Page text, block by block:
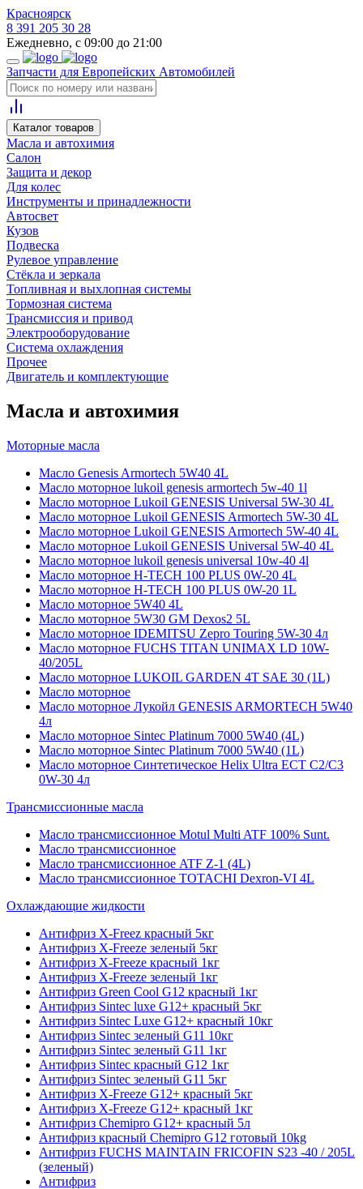
Красноярск
8 391 205 30 28
Ежедневно, с 09:00 до 21:00
Запчасти для Европейских Автомобилей
Каталог товаров
Масла и автохимия
Салон
Защита и декор
Для колес
Инструменты и принадлежности
Автосвет
Кузов
Подвеска
Рулевое управление
Стёкла и зеркала
Топливная и выхлопная системы
Тормозная система
Трансмиссия и привод
Электрооборудование
Система охлаждения
Прочее
Двигатель и комплектующие
Масла и автохимия
Моторные масла
Масло Genesis Armortech 5W40 4L
Масло моторное lukoil genesis armortech 5w-40 1l
Масло моторное Lukoil GENESIS Universal 5W-30 4L
Масло моторное Lukoil GENESIS Armortech 5W-30 4L
Масло моторное Lukoil GENESIS Armortech 5W-40 4L
Масло моторное Lukoil GENESIS Universal 5W-40 4L
Масло моторное lukoil genesis universal 10w-40 4l
Масло моторное H-TECH 100 PLUS 0W-20 4L
Масло моторное H-TECH 100 PLUS 0W-20 1L
Масло моторное 5W40 4L
Масло моторное 5W30 GM Dexos2 5L
Масло моторное IDEMITSU Zepro Touring 5W-30 4л
Масло моторное FUCHS TITAN UNIMAX LD 10W-
40/205L
Масло моторное LUKOIL GARDEN 4Т SAE 30 (1L)
Масло моторное
Масло моторное Лукойл GENESIS ARMORTECH 5W40
4л
Масло моторное Sintec Platinum 7000 5W40 (4L)
Масло моторное Sintec Platinum 7000 5W40 (1L)
Масло моторное Синтетическое Helix Ultra ECT C2/C3
0W-30 4л
Трансмиссионные масла
Масло трансмиссионное Motul Multi ATF 100% Sunt.
Масло трансмиссионное
Масло трансмиссионное ATF Z-1 (4L)
Масло трансмиссионное TOTACHI Dexron-VI 4L
Охлаждающие жидкости
Антифриз X-Freez красный 5кг
Антифриз X-Freeze зеленый 5кг
Антифриз X-Freeze красный 1кг
Антифриз X-Freeze зеленый 1кг
Антифриз Green Cool G12 красный 1кг
Антифриз Sintec luxe G12+ красный 5кг
Антифриз Sintec Luxe G12+ красный 10кг
Антифриз Sintec зеленый G11 10кг
Антифриз Sintec зеленый G11 1кг
Антифриз Sintec красный G12 1кг
Антифриз Sintec зеленый G11 5кг
Антифриз X-Freeze G12+ красный 5кг
Антифриз X-Freeze G12+ красный 1кг
Антифриз Chemipro G12+ красный 5л
Антифриз красный Chemipro G12 готовый 10kg
Антифриз FUCHS MAINTAIN FRICOFIN S23 -40 / 205L
(зеленый)
Антифриз